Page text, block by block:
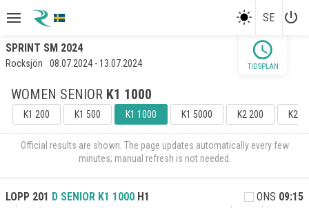
SE power_settings_new
SPRINT SM 2024
Rocksjön 08.07.2024 - 13.07.2024
WOMEN SENIOR K1 1000
K1 200 K1 500 K1 1000 K1 5000 K2 200 K2
schedule
TIDSPLAN
Official results are shown. The page updates automatically every few
minutes; manual refresh is not needed.
LOPP 201 D SENIOR K1 1000 H1 ONS 09:15